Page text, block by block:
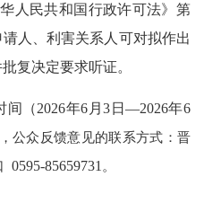
人民共和国行政许可法》第
人、利害关系人可对拟作出
复决定要求听证。
间（2026年6 月3 日 —2026年6
公众反馈意见的联系方式：晋
0595-85659731 。